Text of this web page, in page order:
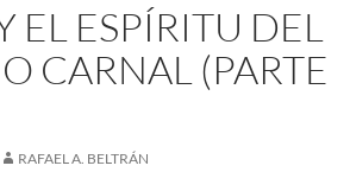
EL ESPÍRITU DEL
CARNAL (PARTE
RAFAEL A. BELTRÁN